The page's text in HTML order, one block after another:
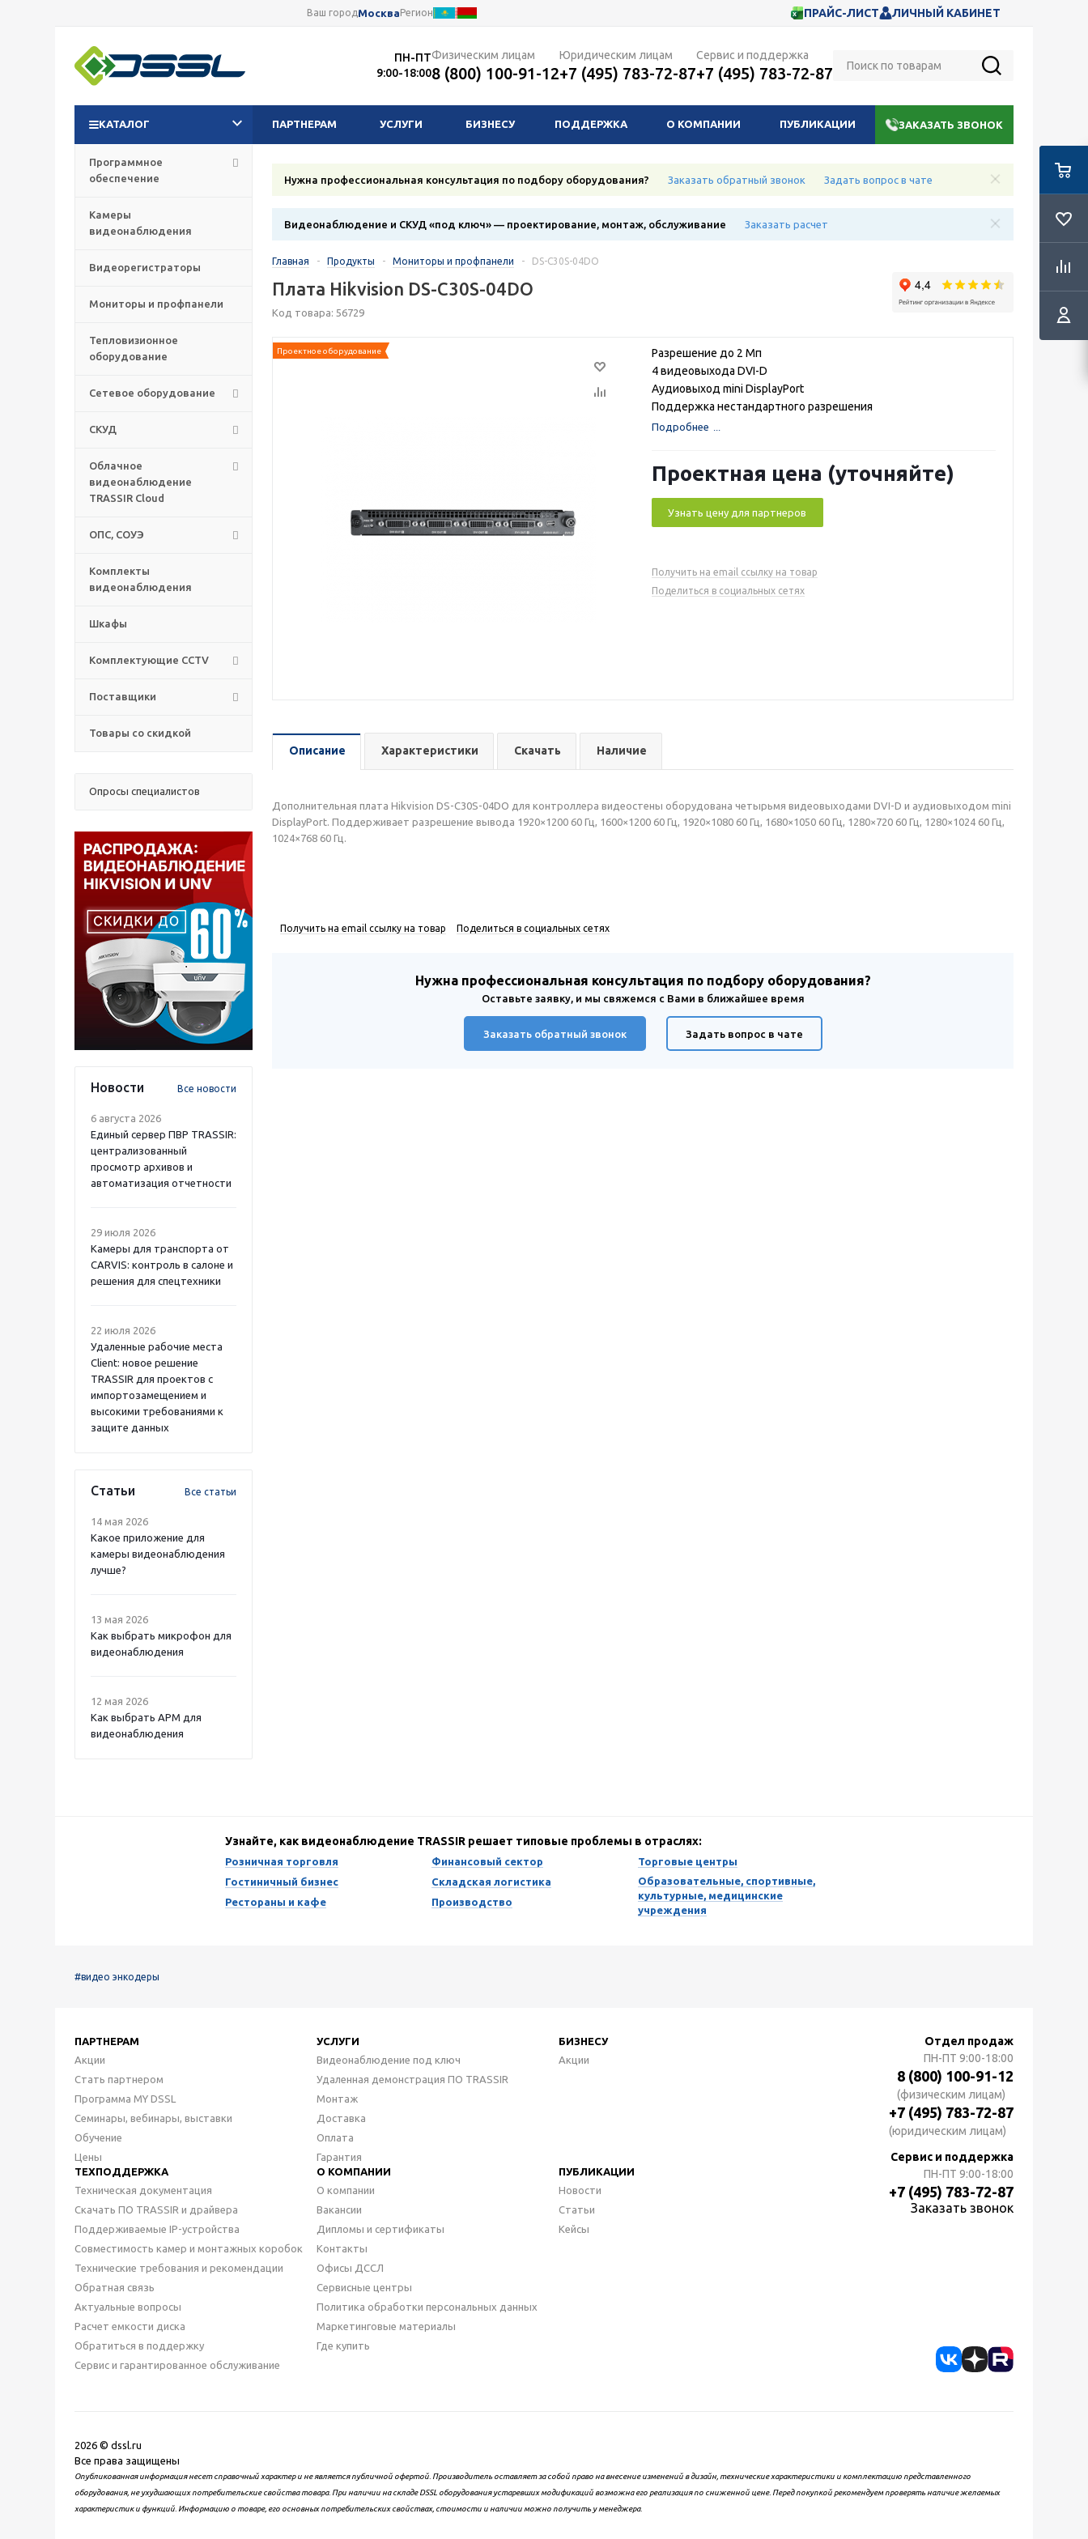
Ваш городМоскваРегион ПРАЙС-ЛИСТ ЛИЧНЫЙ КАБИНЕТ
ПН-ПТ
9:00-18:00
Физическим лицам
8 (800) 100-91-12
Юридическим лицам
+7 (495) 783-72-87
Сервис и поддержка
+7 (495) 783-72-87
КАТАЛОГ ПАРТНЕРАМ УСЛУГИ БИЗНЕСУ ПОДДЕРЖКА О КОМПАНИИ ПУБЛИКАЦИИ ЗАКАЗАТЬ ЗВОНОК
Программное
обеспечение
Камеры
видеонаблюдения
Видеорегистраторы
Мониторы и профпанели
Тепловизионное
оборудование
Сетевое оборудование
СКУД
Облачное
видеонаблюдение
TRASSIR Cloud
ОПС, СОУЭ
Комплекты
видеонаблюдения
Шкафы
Комплектующие CCTV
Поставщики
Товары со скидкой
Опросы специалистов
Новости Все новости
6 августа 2026
Единый сервер ПВР TRASSIR:
централизованный
просмотр архивов и
автоматизация отчетности
29 июля 2026
Камеры для транспорта от
CARVIS: контроль в салоне и
решения для спецтехники
22 июля 2026
Удаленные рабочие места
Client: новое решение
TRASSIR для проектов с
импортозамещением и
высокими требованиями к
защите данных
Статьи Все статьи
14 мая 2026
Какое приложение для
камеры видеонаблюдения
лучше?
13 мая 2026
Как выбрать микрофон для
видеонаблюдения
12 мая 2026
Как выбрать APM для
видеонаблюдения
Нужна профессиональная консультация по подбору оборудования? Заказать обратный звонок Задать вопрос в чате
Видеонаблюдение и СКУД «под ключ» — проектирование, монтаж, обслуживание Заказать расчет
Главная - Продукты - Мониторы и профпанели - DS-C30S-04DO
Плата Hikvision DS-C30S-04DO
Код товара: 56729
Проектное оборудование
Разрешение до 2 Мп
4 видеовыхода DVI-D
Аудиовыход mini DisplayPort
Поддержка нестандартного разрешения
Подробнее
Проектная цена (уточняйте)
Узнать цену для партнеров
Получить на email ссылку на товар
Поделиться в социальных сетях
Описание Характеристики Скачать Наличие
Дополнительная плата Hikvision DS-C30S-04DO для контроллера видеостены оборудована четырьмя видеовыходами DVI-D и аудиовыходом mini
DisplayPort. Поддерживает разрешение вывода 1920×1200 60 Гц, 1600×1200 60 Гц, 1920×1080 60 Гц, 1680×1050 60 Гц, 1280×720 60 Гц, 1280×1024 60 Гц,
1024×768 60 Гц.
Получить на email ссылку на товар Поделиться в социальных сетях
Нужна профессиональная консультация по подбору оборудования?
Оставьте заявку, и мы свяжемся с Вами в ближайшее время
Заказать обратный звонок Задать вопрос в чате
Узнайте, как видеонаблюдение TRASSIR решает типовые проблемы в отраслях:
Розничная торговля
Гостиничный бизнес
Рестораны и кафе
Финансовый сектор
Складская логистика
Производство
Торговые центры
Образовательные, спортивные,
культурные, медицинские
учреждения
#видео энкодеры
ПАРТНЕРАМ
Акции
Стать партнером
Программа MY DSSL
Семинары, вебинары, выставки
Обучение
Цены
УСЛУГИ
Видеонаблюдение под ключ
Удаленная демонстрация ПО TRASSIR
Монтаж
Доставка
Оплата
Гарантия
БИЗНЕСУ
Акции
ТЕХПОДДЕРЖКА
Техническая документация
Скачать ПО TRASSIR и драйвера
Поддерживаемые IP-устройства
Совместимость камер и монтажных коробок
Технические требования и рекомендации
Обратная связь
Актуальные вопросы
Расчет емкости диска
Обратиться в поддержку
Сервис и гарантированное обслуживание
О КОМПАНИИ
О компании
Вакансии
Дипломы и сертификаты
Контакты
Офисы ДССЛ
Сервисные центры
Политика обработки персональных данных
Маркетинговые материалы
Где купить
ПУБЛИКАЦИИ
Новости
Статьи
Кейсы
Отдел продаж
ПН-ПТ 9:00-18:00
8 (800) 100-91-12
(физическим лицам)
+7 (495) 783-72-87
(юридическим лицам)
Сервис и поддержка
ПН-ПТ 9:00-18:00
+7 (495) 783-72-87
Заказать звонок
2026 © dssl.ru
Все права защищены
Опубликованная информация несет справочный характер и не является публичной офертой. Производитель оставляет за собой право на внесение изменений в дизайн, технические характеристики и комплектацию представленного
оборудования, не ухудшающих потребительские свойства товара. При наличии на складе DSSL оборудования устаревших модификаций возможна его реализация по сниженной цене. Перед покупкой рекомендуем проверять наличие желаемых
характеристик и функций. Информацию о товаре, его основных потребительских свойствах, стоимости и наличии можно получить у менеджера.